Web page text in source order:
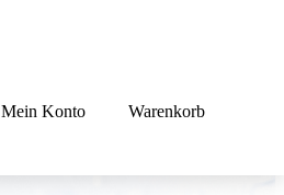
Mein Konto Warenkorb